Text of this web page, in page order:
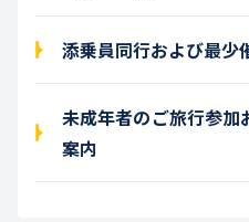
添乗員同行および最少
未成年者のご旅行参加
案内